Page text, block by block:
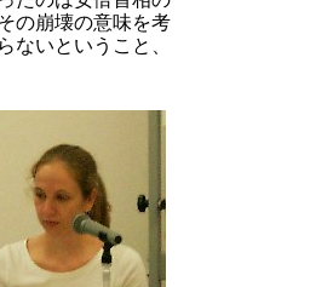
の崩壊の意味を考
ないということ、